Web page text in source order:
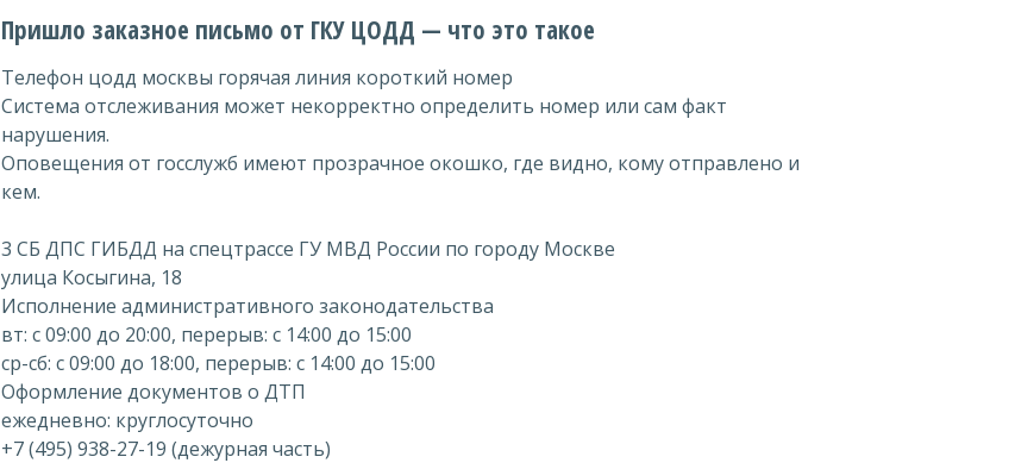
Пришло заказное письмо от ГКУ ЦОДД — что это такое
Телефон цодд москвы горячая линия короткий номер
Система отслеживания может некорректно определить номер или сам факт
нарушения.
Оповещения от госслужб имеют прозрачное окошко, где видно, кому отправлено и
кем.
3 СБ ДПС ГИБДД на спецтрассе ГУ МВД России по городу Москве
улица Косыгина, 18
Исполнение административного законодательства
вт: с 09:00 до 20:00, перерыв: с 14:00 до 15:00
ср-сб: с 09:00 до 18:00, перерыв: с 14:00 до 15:00
Оформление документов о ДТП
ежедневно: круглосуточно
+7 (495) 938-27-19 (дежурная часть)